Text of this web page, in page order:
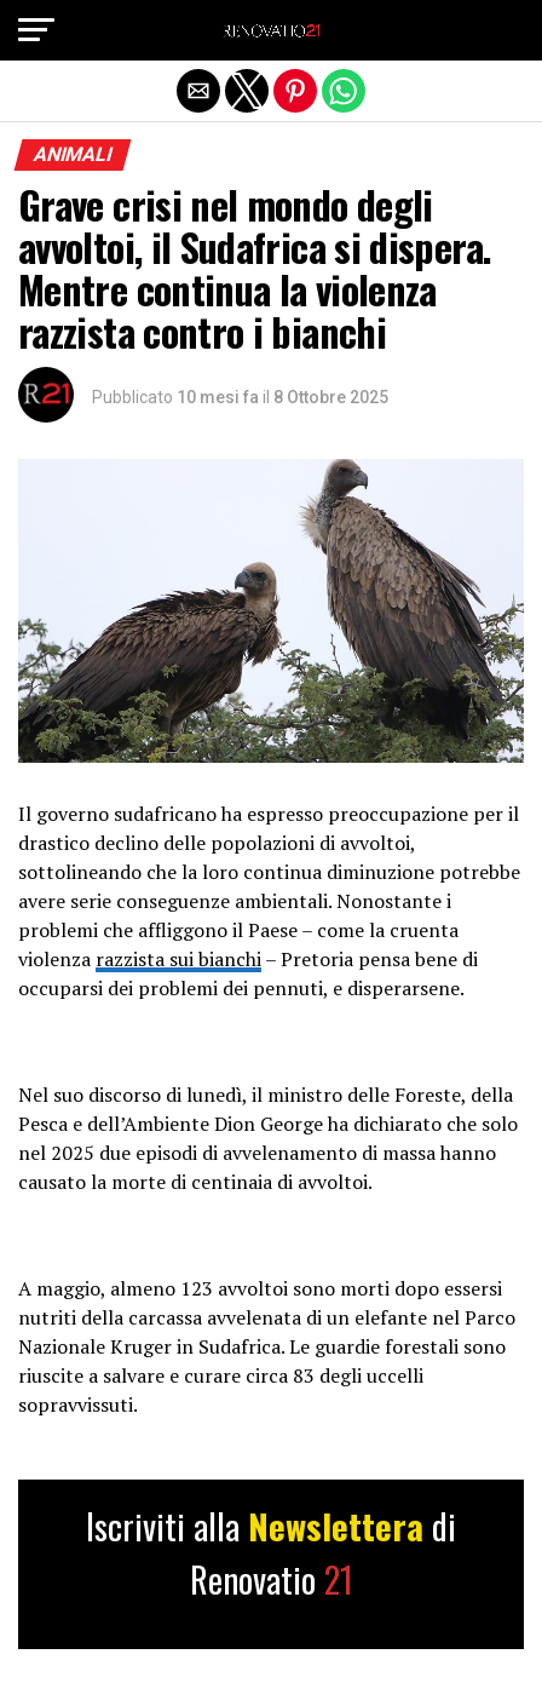
ANIMALI
Grave crisi nel mondo degli
avvoltoi, il Sudafrica si dispera.
Mentre continua la violenza
razzista contro i bianchi
Pubblicato 10 mesi fa il 8 Ottobre 2025
Il governo sudafricano ha espresso preoccupazione per il
drastico declino delle popolazioni di avvoltoi,
sottolineando che la loro continua diminuzione potrebbe
avere serie conseguenze ambientali. Nonostante i
problemi che affliggono il Paese – come la cruenta
violenza razzista sui bianchi– Pretoria pensa bene di
occuparsi dei problemi dei pennuti, e disperarsene.
Nel suo discorso di lunedì, il ministro delle Foreste, della
Pesca e dell’Ambiente Dion George ha dichiarato che solo
nel 2025 due episodi di avvelenamento di massa hanno
causato la morte di centinaia di avvoltoi.
A maggio, almeno 123 avvoltoi sono morti dopo essersi
nutriti della carcassa avvelenata di un elefante nel Parco
Nazionale Kruger in Sudafrica. Le guardie forestali sono
riuscite a salvare e curare circa 83 degli uccelli
sopravvissuti.
Iscriviti alla Newslettera di
Renovatio 21
Exit mobile version